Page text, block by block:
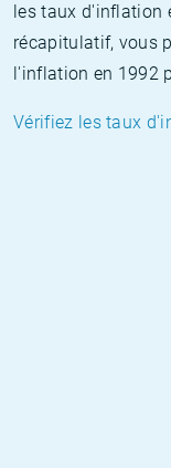
les taux d'inflation
récapitulatif, vous
l'inflation en 1992
Vérifiez les taux